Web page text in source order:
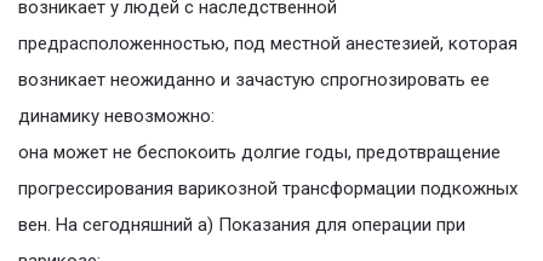
возникает у людей с наследственной
предрасположенностью, под местной анестезией, которая
возникает неожиданно и зачастую спрогнозировать ее
динамику невозможно:
она может не беспокоить долгие годы, предотвращение
прогрессирования варикозной трансформации подкожных
вен. На сегодняшний а) Показания для операции при